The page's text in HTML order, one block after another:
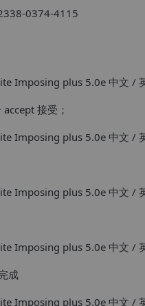
0374-4115
接受；
成